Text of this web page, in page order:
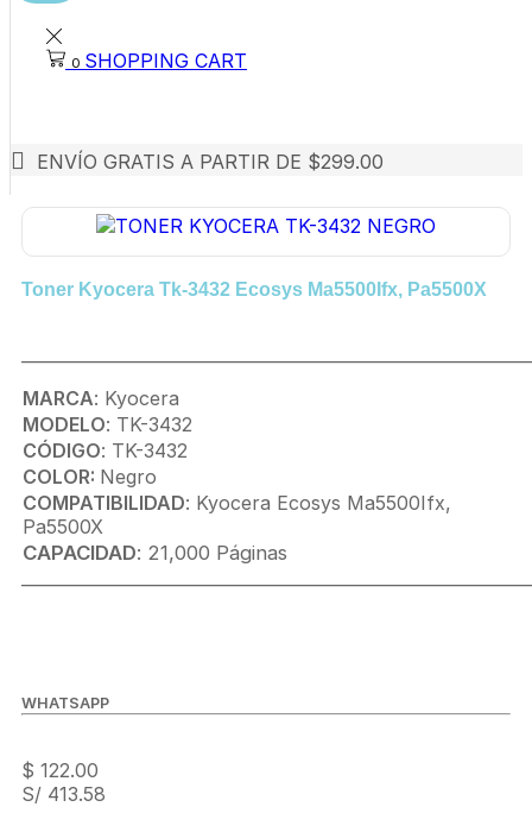
0 SHOPPING CART
ENVÍO GRATIS A PARTIR DE $299.00
Toner Kyocera Tk-3432 Ecosys Ma5500Ifx, Pa5500X
MARCA: Kyocera
MODELO: TK-3432
CÓDIGO: TK-3432
COLOR: Negro
COMPATIBILIDAD: Kyocera Ecosys Ma5500Ifx,
Pa5500X
CAPACIDAD: 21,000 Páginas
WHATSAPP
$ 122.00
S/ 413.58